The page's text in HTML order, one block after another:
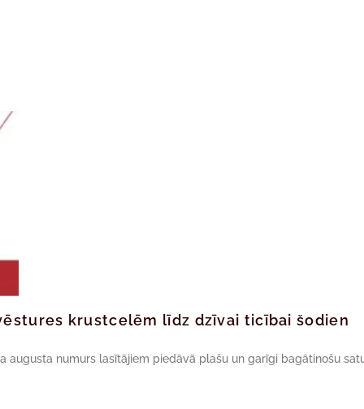
krustcelēm līdz dzīvai ticībai šodien
augusta numurs lasītājiem piedāvā plašu un garīgi bagātinošu